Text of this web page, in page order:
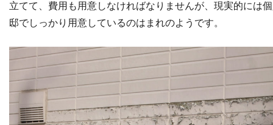
立てて、費用も用意しなければなりませんが、現実的には
邸でしっかり用意しているのはまれのようです。